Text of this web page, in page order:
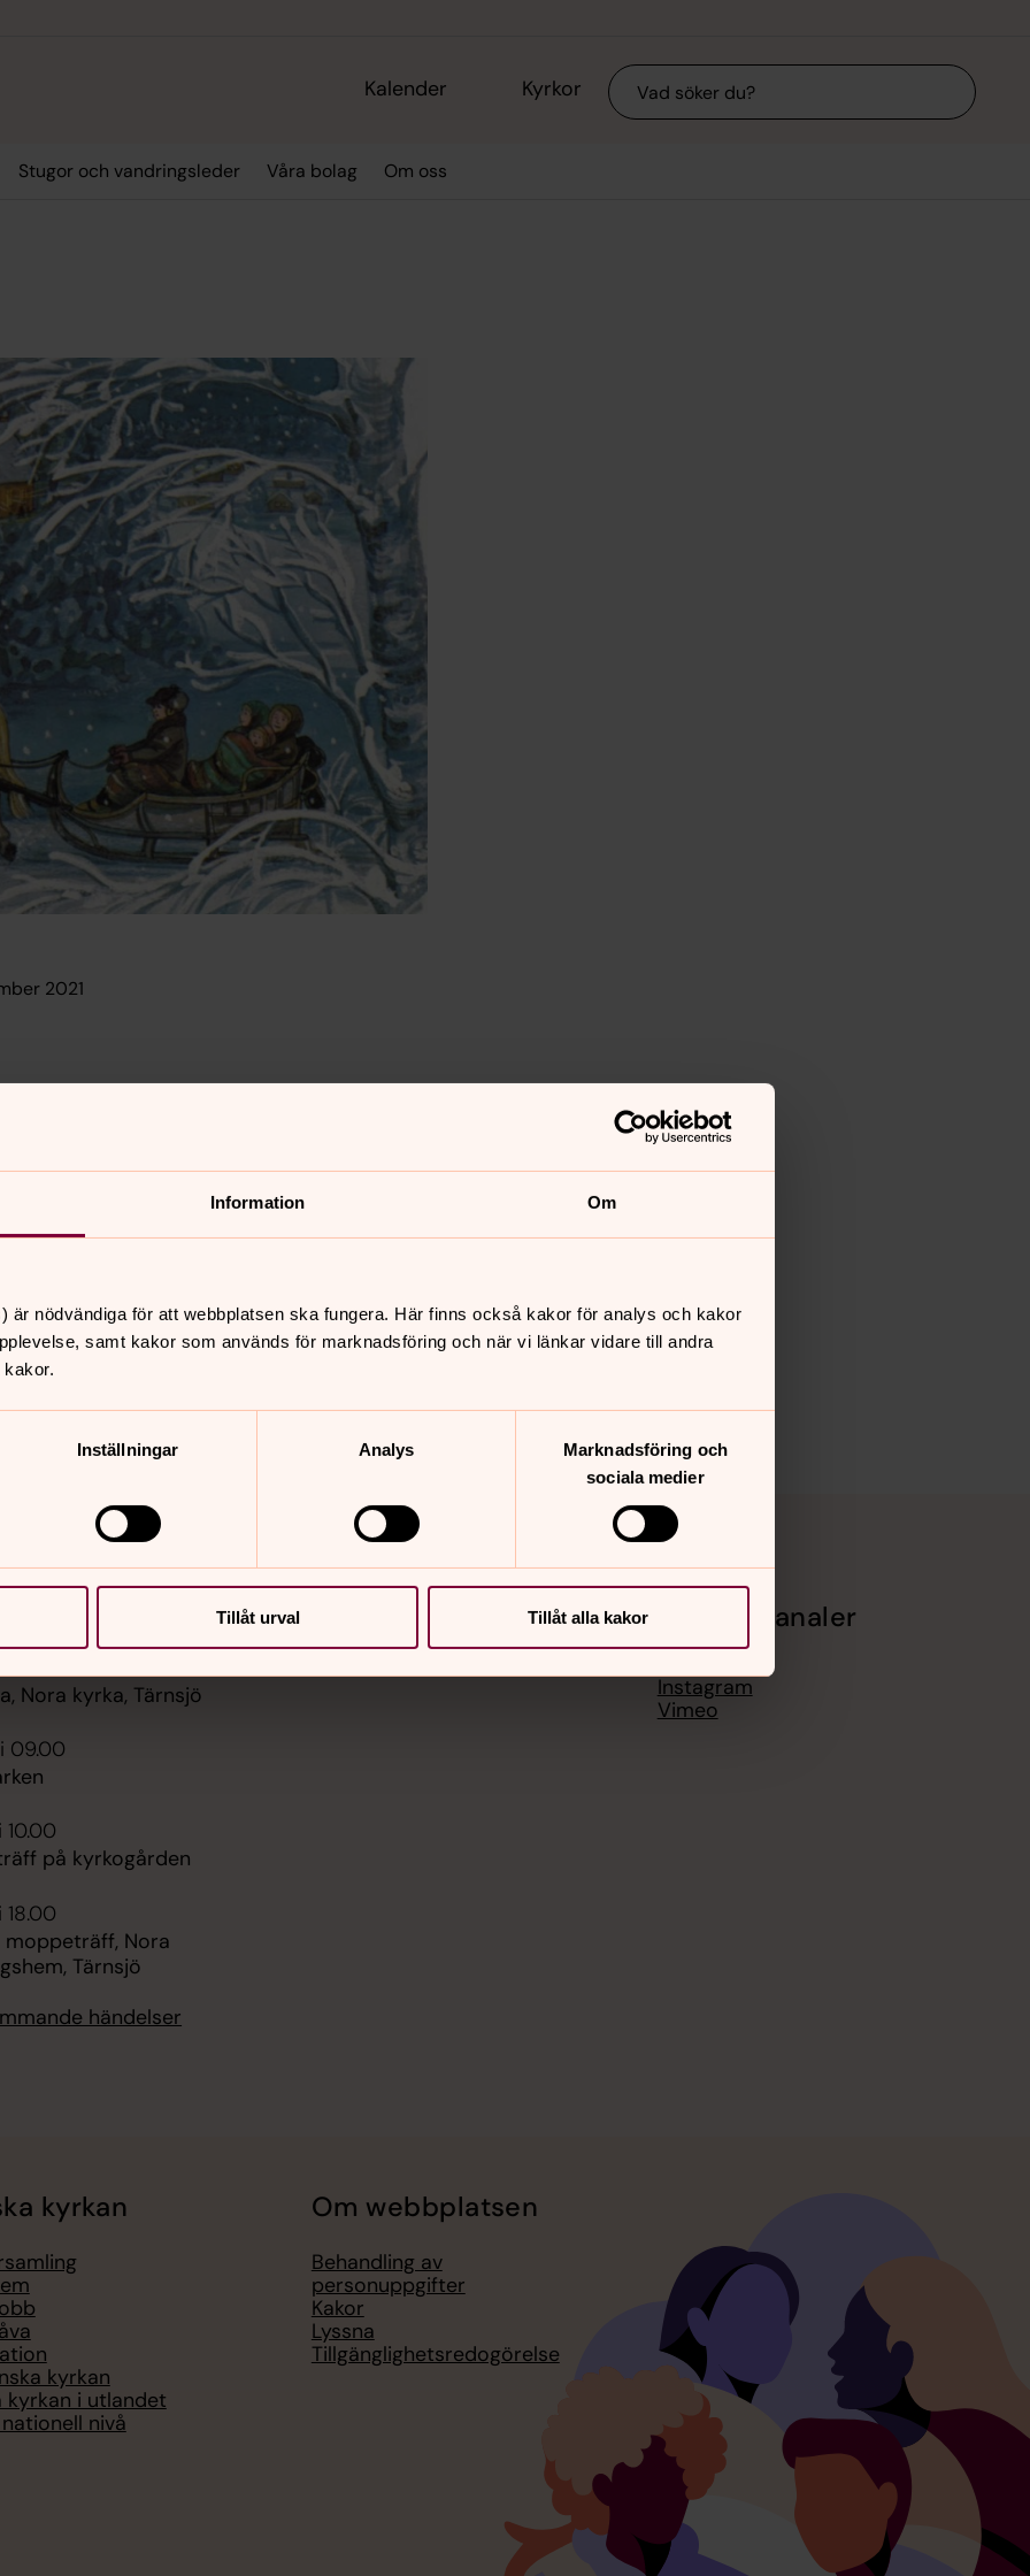
Information Om
är nödvändiga för att webbplatsen ska fungera. Här finns också kakor för analys och kakor
samt kakor som används för marknadsföring och när vi länkar vidare till andra
Inställningar Analys
Marknadsföring och
sociala medier
Tillåt urval Tillåt alla kakor
Kalender Kyrkor Sök
Stugor och vandringsleder Våra bolag Om oss
2021
med julens psalmer
Kyrkokör sjunger våra
Skeppstedt. Välkommen!
Nora kyrka, Tärnsjö
09.00
10.00
på kyrkogården
18.00
Nora
Tärnsjö
händelser
Hitta snabbt Sociala kanaler
Instagram
Vimeo
kyrkan
kyrkan
kyrkan i utlandet
nivå
Om webbplatsen
Behandling av
personuppgifter
Kakor
Lyssna
Tillgänglighetsredogörelse